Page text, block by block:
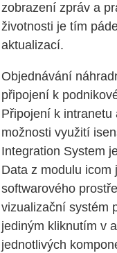
zobrazení zpráv a
životnosti je tím
aktualizací.
Objednávání
připojení k
Připojení k
možnosti využití
Integration System
Data z modulu
softwarového
vizualizační systém
jediným kliknutím v
jednotlivých